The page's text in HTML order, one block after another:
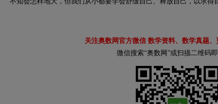
关注奥数网官方微信 数学资料、数学真题
微信搜索“奥数网”或扫描二维码